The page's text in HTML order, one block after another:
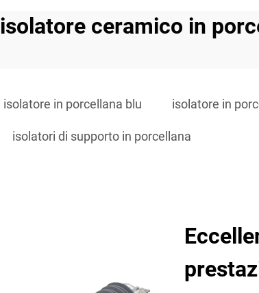
isolatore ceramico in
isolatore in porcellana blu isolatore in
isolatori di supporto in porcellana